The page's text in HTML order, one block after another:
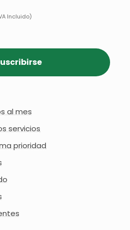
Incluido)
al mes
servicios
prioridad